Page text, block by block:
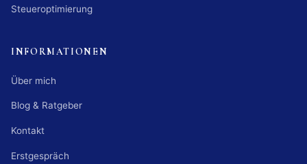
Steueroptimierung
INFORMATIONEN
Über mich
Blog & Ratgeber
Kontakt
Erstgespräch